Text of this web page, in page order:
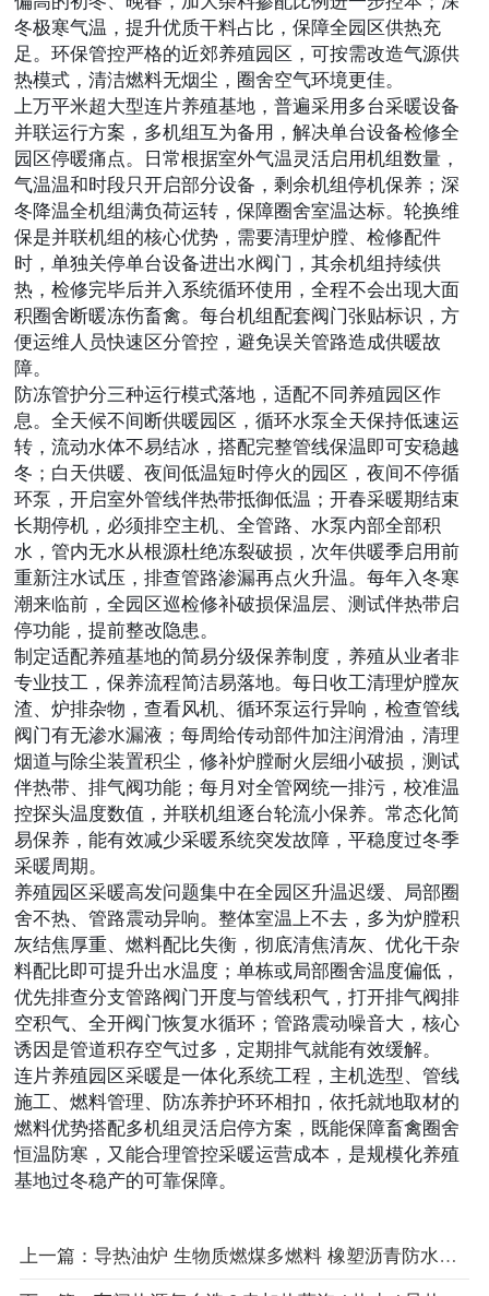
冬极寒气温，提升优质干料占比，保障全园区供热充
足。环保管控严格的近郊养殖园区，可按需改造气源供
热模式，清洁燃料无烟尘，圈舍空气环境更佳。
上万平米超大型连片养殖基地，普遍采用多台采暖设备
并联运行方案，多机组互为备用，解决单台设备检修全
园区停暖痛点。日常根据室外气温灵活启用机组数量，
气温温和时段只开启部分设备，剩余机组停机保养；深
冬降温全机组满负荷运转，保障圈舍室温达标。轮换维
保是并联机组的核心优势，需要清理炉膛、检修配件
时，单独关停单台设备进出水阀门，其余机组持续供
热，检修完毕后并入系统循环使用，全程不会出现大面
积圈舍断暖冻伤畜禽。每台机组配套阀门张贴标识，方
便运维人员快速区分管控，避免误关管路造成供暖故
障。
防冻管护分三种运行模式落地，适配不同养殖园区作
息。全天候不间断供暖园区，循环水泵全天保持低速运
转，流动水体不易结冰，搭配完整管线保温即可安稳越
冬；白天供暖、夜间低温短时停火的园区，夜间不停循
环泵，开启室外管线伴热带抵御低温；开春采暖期结束
长期停机，必须排空主机、全管路、水泵内部全部积
水，管内无水从根源杜绝冻裂破损，次年供暖季启用前
重新注水试压，排查管路渗漏再点火升温。每年入冬寒
潮来临前，全园区巡检修补破损保温层、测试伴热带启
停功能，提前整改隐患。
制定适配养殖基地的简易分级保养制度，养殖从业者非
专业技工，保养流程简洁易落地。每日收工清理炉膛灰
渣、炉排杂物，查看风机、循环泵运行异响，检查管线
阀门有无渗水漏液；每周给传动部件加注润滑油，清理
烟道与除尘装置积尘，修补炉膛耐火层细小破损，测试
伴热带、排气阀功能；每月对全管网统一排污，校准温
控探头温度数值，并联机组逐台轮流小保养。常态化简
易保养，能有效减少采暖系统突发故障，平稳度过冬季
采暖周期。
养殖园区采暖高发问题集中在全园区升温迟缓、局部圈
舍不热、管路震动异响。整体室温上不去，多为炉膛积
灰结焦厚重、燃料配比失衡，彻底清焦清灰、优化干杂
料配比即可提升出水温度；单栋或局部圈舍温度偏低，
优先排查分支管路阀门开度与管线积气，打开排气阀排
空积气、全开阀门恢复水循环；管路震动噪音大，核心
诱因是管道积存空气过多，定期排气就能有效缓解。
连片养殖园区采暖是一体化系统工程，主机选型、管线
施工、燃料管理、防冻养护环环相扣，依托就地取材的
燃料优势搭配多机组灵活启停方案，既能保障畜禽圈舍
恒温防寒，又能合理管控采暖运营成本，是规模化养殖
基地过冬稳产的可靠保障。
上一篇：导热油炉 生物质燃煤多燃料 橡塑沥青防水材料高温加热设备